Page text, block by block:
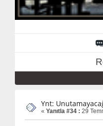
Ynt:
« Yanıtla #34 : 29